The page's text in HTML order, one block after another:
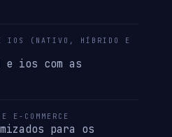
E IOS (NATIVO, HÍBRIDO E
e ios com as
E-COMMERCE
para os